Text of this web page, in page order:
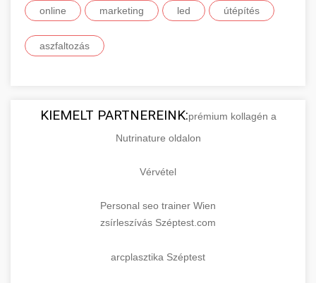
online marketing led útépítés
aszfaltozás
KIEMELT PARTNEREINK:prémium kollagén a
Nutrinature oldalon
Vérvétel
Personal seo trainer Wien
zsírleszívás Széptest.com
arcplasztika Széptest